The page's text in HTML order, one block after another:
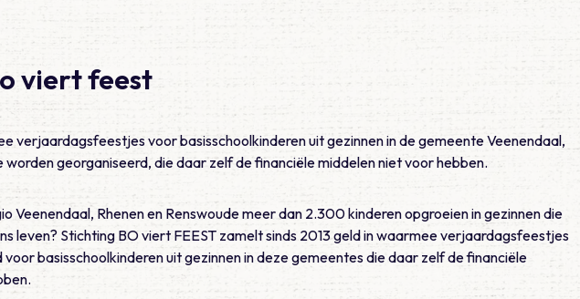
viert feest
verjaardagsfeestjes voor basisschoolkinderen uit gezinnen in de gemeente Veenendaal,
worden georganiseerd, die daar zelf de financiële middelen niet voor hebben.
Veenendaal, Rhenen en Renswoude meer dan 2.300 kinderen opgroeien in gezinnen die
leven? Stichting BO viert FEEST zamelt sinds 2013 geld in waarmee verjaardagsfeestjes
basisschoolkinderen uit gezinnen in deze gemeentes die daar zelf de financiële